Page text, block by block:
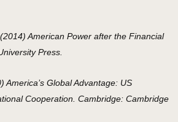
American Power after the Financial
Press.
America’s Global Advantage: US
Cooperation. Cambridge: Cambridge